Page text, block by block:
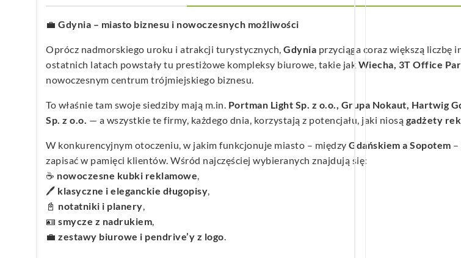
💼 Gdynia – miasto biznesu i nowoczesnych możliwości
Oprócz nadmorskiego uroku i atrakcji turystycznych, Gdynia przyciąga coraz większą liczbę
ostatnich latach powstały tu prestiżowe kompleksy biurowe, takie jak Wiecha, 3T Office
nowoczesnym centrum trójmiejskiego biznesu.
To właśnie tam swoje siedziby mają m.in. Portman Light Sp. z o.o., Grupa Nokaut, Hartwig
Sp. z o.o. — a wszystkie te firmy, każdego dnia, korzystają z potencjału, jaki niosą gadżety
W konkurencyjnym otoczeniu, w jakim funkcjonuje miasto – między Gdańskiem a Sopotem –
zapisać w pamięci klientów. Wśród najczęściej wybieranych znajdują się:
☕ nowoczesne kubki reklamowe,
🖊️ klasyczne i eleganckie długopisy,
📓 notatniki i planery,
🪪 smycze z nadrukiem,
💼 zestawy biurowe i pendrive’y z logo.